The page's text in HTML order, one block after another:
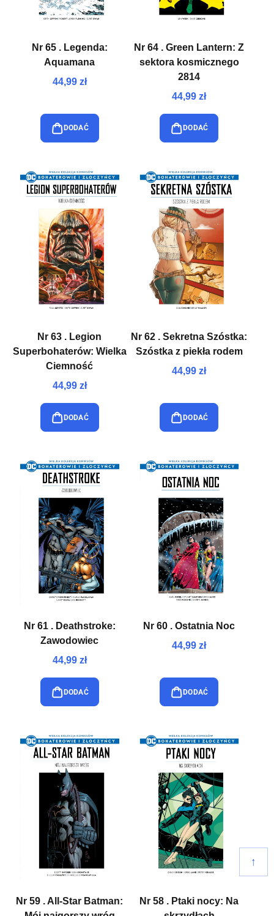
Nr 65 . Legenda:
Aquamana
44,99 zł
DODAĆ
Nr 64 . Green Lantern: Z
sektora kosmicznego
2814
44,99 zł
DODAĆ
Nr 63 . Legion
Superbohaterów: Wielka
Ciemność
44,99 zł
DODAĆ
Nr 62 . Sekretna Szóstka:
Szóstka z piekła rodem
44,99 zł
DODAĆ
Nr 61 . Deathstroke:
Zawodowiec
44,99 zł
DODAĆ
Nr 60 . Ostatnia Noc
44,99 zł
DODAĆ
Nr 59 . All-Star Batman:
Nr 58 . Ptaki nocy: Na
↑